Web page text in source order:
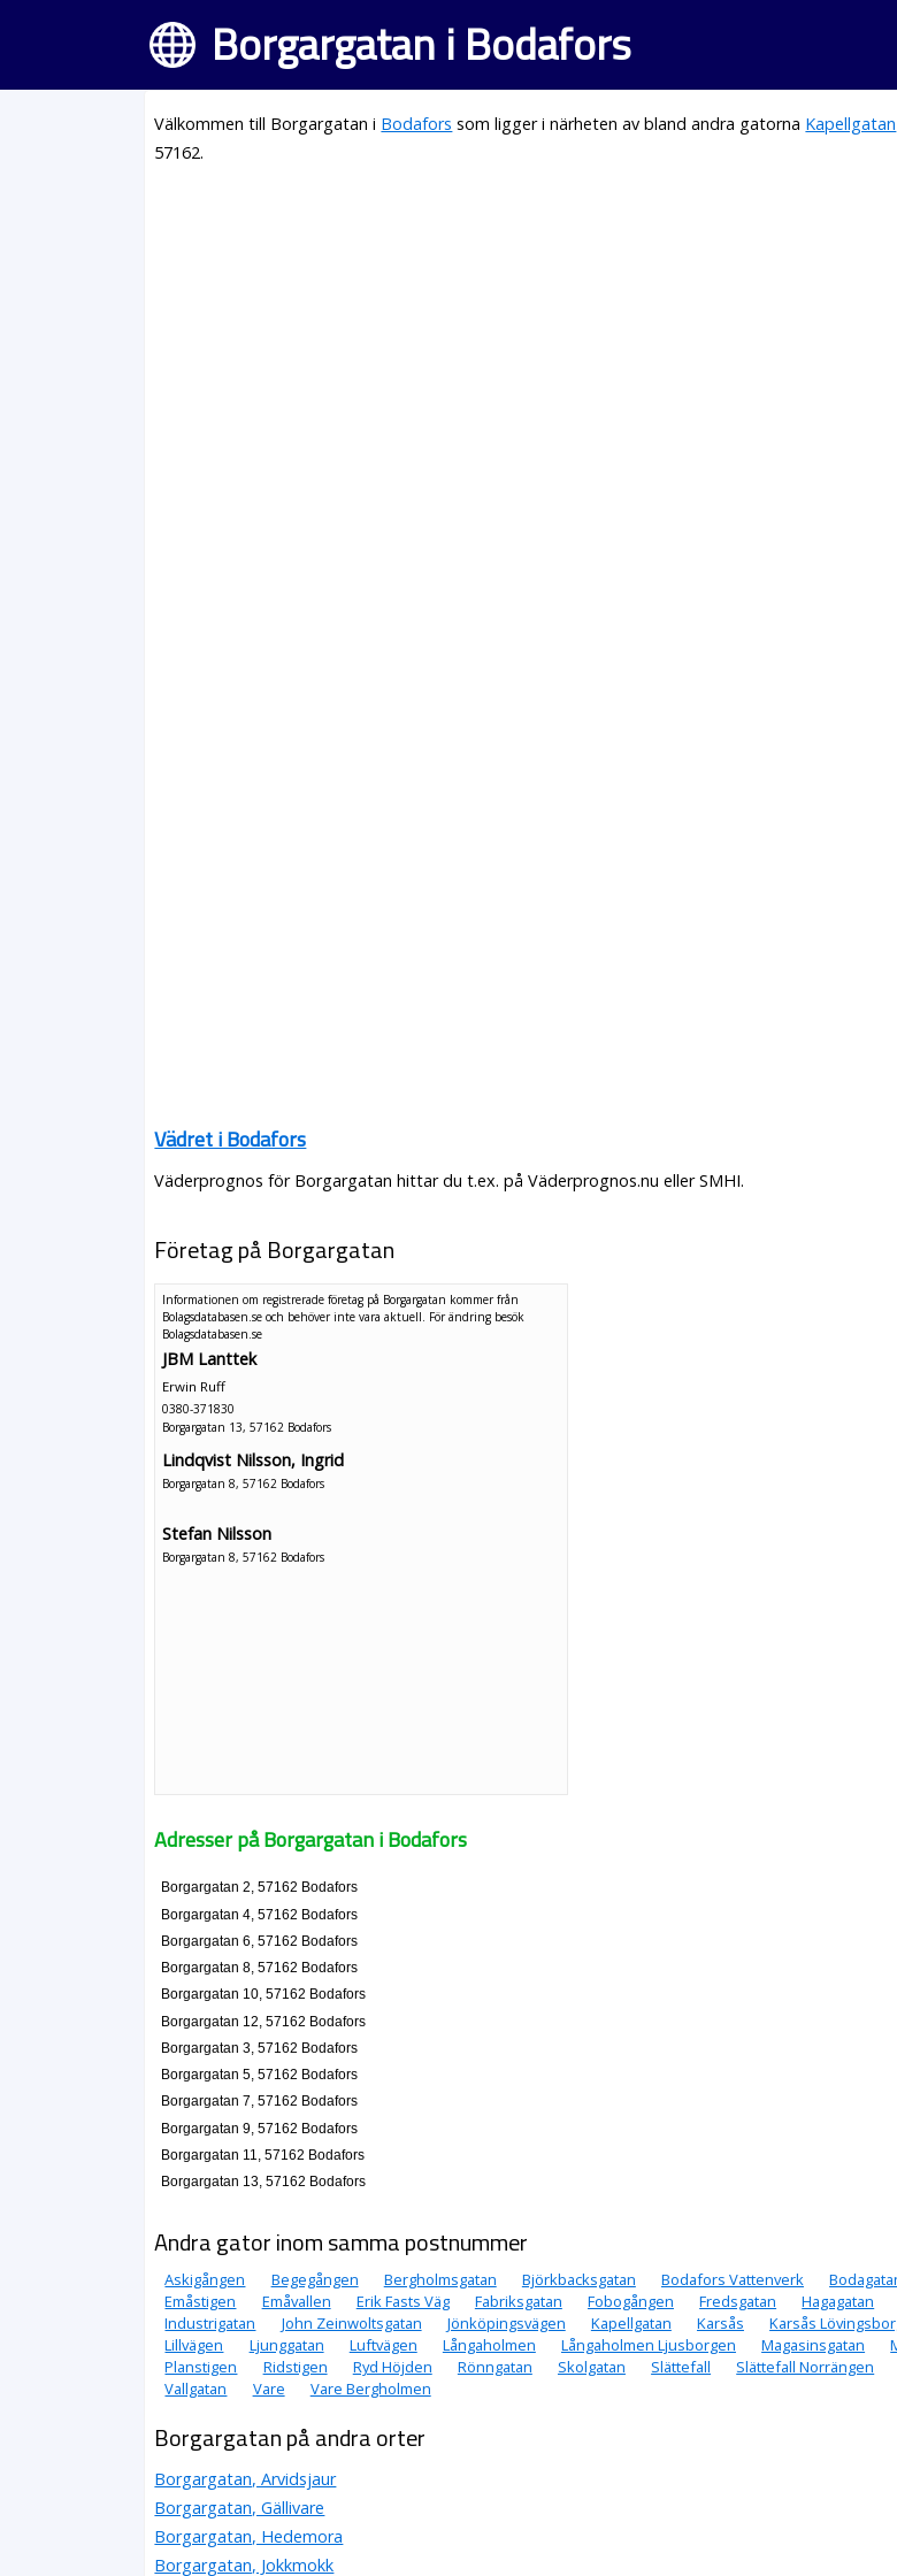
Borgargatan i Bodafors
Välkommen till Borgargatan i Bodafors som ligger i närheten av bland andra gatorna Kapellgatan
57162.
Vädret i Bodafors
Väderprognos för Borgargatan hittar du t.ex. på Väderprognos.nu eller SMHI.
Företag på Borgargatan
Informationen om registrerade företag på Borgargatan kommer från
Bolagsdatabasen.se och behöver inte vara aktuell. För ändring besök
Bolagsdatabasen.se
JBM Lanttek
Erwin Ruff
0380-371830
Borgargatan 13, 57162 Bodafors
Lindqvist Nilsson, Ingrid
Borgargatan 8, 57162 Bodafors
Stefan Nilsson
Borgargatan 8, 57162 Bodafors
Adresser på Borgargatan i Bodafors
Borgargatan 2, 57162 Bodafors
Borgargatan 4, 57162 Bodafors
Borgargatan 6, 57162 Bodafors
Borgargatan 8, 57162 Bodafors
Borgargatan 10, 57162 Bodafors
Borgargatan 12, 57162 Bodafors
Borgargatan 3, 57162 Bodafors
Borgargatan 5, 57162 Bodafors
Borgargatan 7, 57162 Bodafors
Borgargatan 9, 57162 Bodafors
Borgargatan 11, 57162 Bodafors
Borgargatan 13, 57162 Bodafors
Andra gator inom samma postnummer
Askigången Begegången Bergholmsgatan Björkbacksgatan Bodafors Vattenverk
Emåstigen
Emåvallen Erik Fasts Väg Fabriksgatan Fobogången Fredsgatan Hagagatan
Industrigatan
John Zeinwoltsgatan Jönköpingsvägen Kapellgatan Karsås Karsås
Lillvägen
Ljunggatan Luftvägen Långaholmen Långaholmen Ljusborgen Magasinsgatan
Planstigen
Ridstigen Ryd Höjden Rönngatan Skolgatan Slättefall Slättefall Norrängen
Vallgatan
Vare Vare Bergholmen
Borgargatan på andra orter
Borgargatan, Arvidsjaur
Borgargatan, Gällivare
Borgargatan, Hedemora
Borgargatan, Jokkmokk